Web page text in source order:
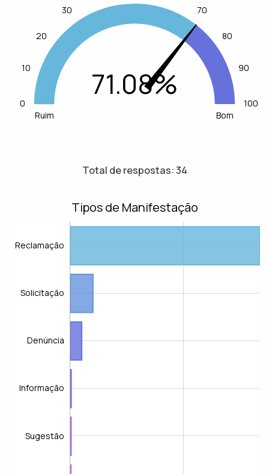
L
0
10
20
30
70
80
90
100
71.08%
Ruim Bom
Total de respostas: 34
Tipos de Manifestação
Reclamação
Solicitação
Denúncia
Informação
Sugestão